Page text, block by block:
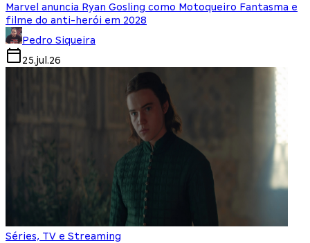
Marvel anuncia Ryan Gosling como Motoqueiro Fantasma e
filme do anti-herói em 2028
Pedro Siqueira
25.jul.26
Séries, TV e Streaming